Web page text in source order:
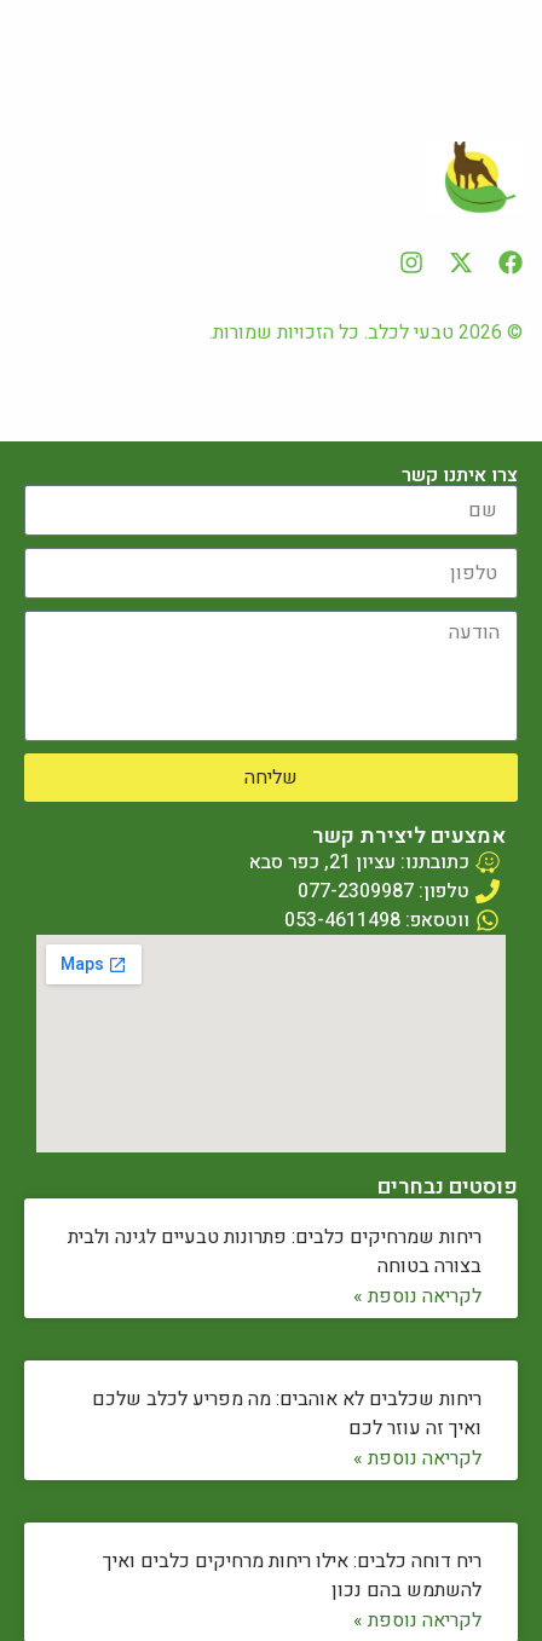
© 2026 טבעי לכלב. כל הזכויות שמורות.
צרו איתנו קשר
שליחה
אמצעים ליצירת קשר
כתובתנו: עציון 21, כפר סבא
טלפון: 077-2309987
ווטסאפ: 053-4611498
פוסטים נבחרים
ריחות שמרחיקים כלבים: פתרונות טבעיים לגינה ולבית
בצורה בטוחה
לקריאה נוספת »
ריחות שכלבים לא אוהבים: מה מפריע לכלב שלכם
ואיך זה עוזר לכם
לקריאה נוספת »
ריח דוחה כלבים: אילו ריחות מרחיקים כלבים ואיך
להשתמש בהם נכון
לקריאה נוספת »